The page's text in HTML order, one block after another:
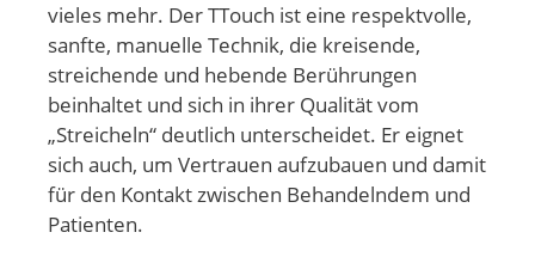
vieles mehr. Der TTouch ist eine respektvolle,
sanfte, manuelle Technik, die kreisende,
streichende und hebende Berührungen
beinhaltet und sich in ihrer Qualität vom
„Streicheln“ deutlich unterscheidet. Er eignet
sich auch, um Vertrauen aufzubauen und damit
für den Kontakt zwischen Behandelndem und
Patienten.